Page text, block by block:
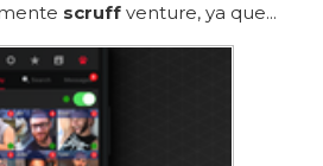
scruff venture, ya que...